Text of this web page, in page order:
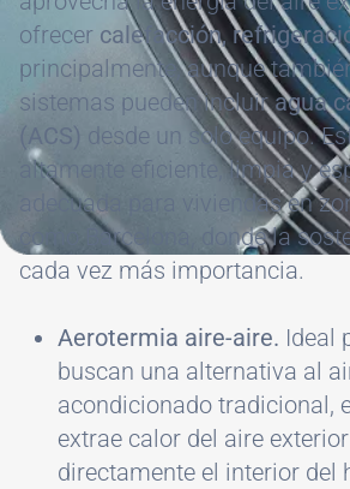
ofrecer calefacción,
principalmente, aunque
sistemas pueden incluiragua
(ACS) desde un solo equipo.
altamente eficiente, limpia y
adecuada para viviendas en
como Barcelona, donde la
cada vez más importancia.
Aerotermia aire-aire. Ideal
buscan una alternativa al
acondicionado tradicional,
extrae calor del aire
directamente el interior del